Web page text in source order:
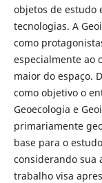
objetos de estudo
tecnologias. A
como
especialmente ao
maior do espaço.
como objetivo o
Geoecologia e
primariamente
base para o
considerando sua
trabalho visa